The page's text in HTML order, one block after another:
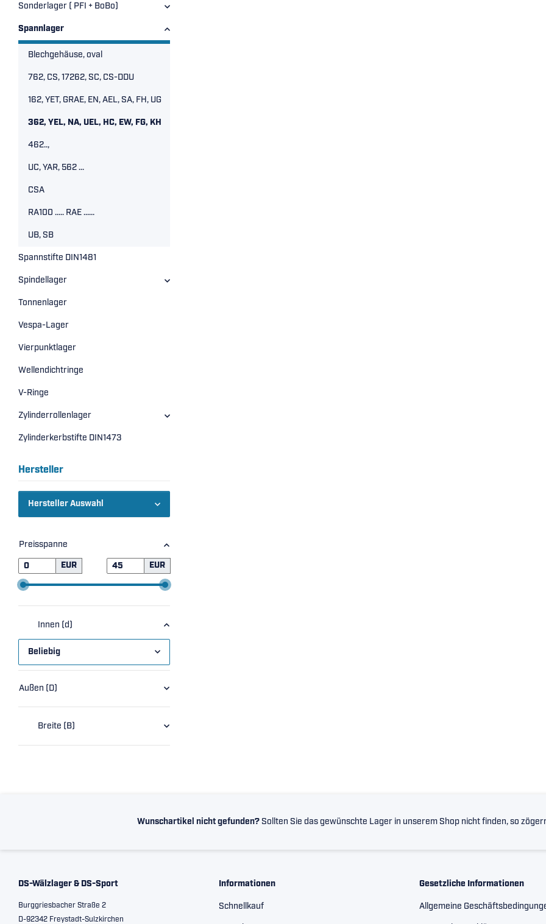
Sonderlager ( PFI + BoBo)
Spannlager
Blechgehäuse, oval
762, CS, 17262, SC, CS-DDU
162, YET, GRAE, EN, AEL, SA, FH, UG
362, YEL, NA, UEL, HC, EW, FG, KH
462..,
UC, YAR, 562 ...
CSA
RA100 ..... RAE ......
UB, SB
Spannstifte DIN1481
Spindellager
Tonnenlager
Vespa-Lager
Vierpunktlager
Wellendichtringe
V-Ringe
Zylinderrollenlager
Zylinderkerbstifte DIN1473
Hersteller
Hersteller Auswahl
Preisspanne
EUR
EUR
Innen (d)
Beliebig
Außen (D)
Breite (B)
Wunschartikel nicht gefunden?Sollten Sie das gewünschte Lager in unserem Shop nicht finden, so
DS-Wälzlager & DS-Sport
Burggriesbacher Straße 2
D-92342 Freystadt-Sulzkirchen
Informationen
Schnellkauf
Gesetzliche Informationen
Allgemeine